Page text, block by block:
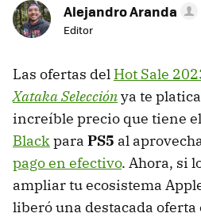
Alejandro Aranda
Editor
Las ofertas del Hot Sale
Xataka Selecciónya te
increíble precio que tiene el
Blackpara PS5 al
pago en efectivo. Ahora, si
ampliar tu ecosistema
liberó una destacada oferta